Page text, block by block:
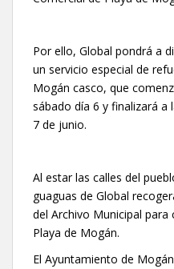
Por ello, Global pondrá a
un servicio especial de
Mogán casco, que
sábado día 6 y finalizará a
7 de junio.
Al estar las calles del
guaguas de Global
del Archivo Municipal
Playa de Mogán.
El Ayuntamiento de